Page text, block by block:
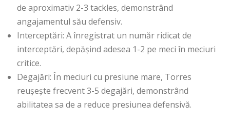
de aproximativ 2-3 tackles, demonstrând
angajamentul său defensiv.
Interceptări: A înregistrat un număr ridicat de
interceptări, depășind adesea 1-2 pe meci în meciuri
critice.
Degajări: În meciuri cu presiune mare, Torres
reușește frecvent 3-5 degajări, demonstrând
abilitatea sa de a reduce presiunea defensivă.